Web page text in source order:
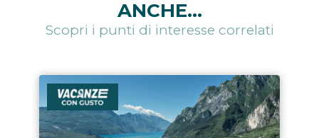
ANCHE...
Scopri i punti di interesse correlati